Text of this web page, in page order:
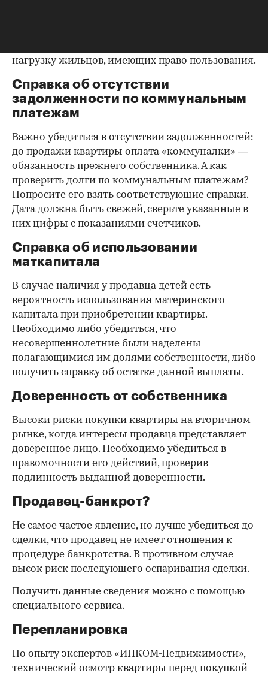
нагрузку жильцов, имеющих право пользования.
Справка об отсутствии
задолженности по коммунальным
платежам
Важно убедиться в отсутствии задолженностей:
до продажи квартиры оплата «коммуналки» —
обязанность прежнего собственника. А как
проверить долги по коммунальным платежам?
Попросите его взять соответствующие справки.
Дата должна быть свежей, сверьте указанные в
них цифры с показаниями счетчиков.
Справка об использовании
маткапитала
В случае наличия у продавца детей есть
вероятность использования материнского
капитала при приобретении квартиры.
Необходимо либо убедиться, что
несовершеннолетние были наделены
полагающимися им долями собственности, либо
получить справку об остатке данной выплаты.
Доверенность от собственника
Высоки риски покупки квартиры на вторичном
рынке, когда интересы продавца представляет
доверенное лицо. Необходимо убедиться в
правомочности его действий, проверив
подлинность выданной доверенности.
Продавец-банкрот?
Не самое частое явление, но лучше убедиться до
сделки, что продавец не имеет отношения к
процедуре банкротства. В противном случае
высок риск последующего оспаривания сделки.
Получить данные сведения можно с помощью
специального сервиса.
Перепланировка
По опыту экспертов «ИНКОМ-Недвижимости»,
технический осмотр квартиры перед покупкой